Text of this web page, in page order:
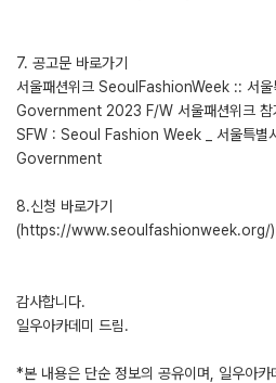
7. 공고문 바로가기
서울패션위크 SeoulFashionWeek :: 서
Government 2023 F/W 서울패션위크
SFW : Seoul Fashion Week _ 서울특
Government
8.신청 바로가기
(https://www.seoulfashionweek.org/)
감사합니다.
일우아카데미 드림.
*본 내용은 단순 정보의 공유이며, 일우아카